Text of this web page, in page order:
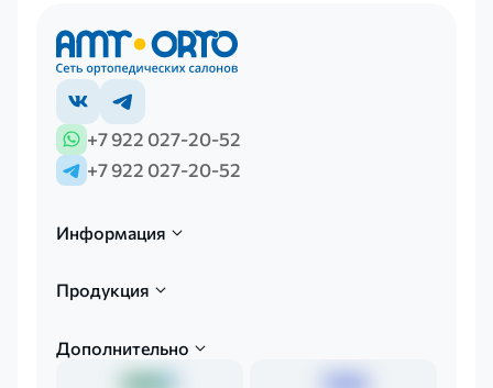
+7 922 027-20-52
+7 922 027-20-52
Информация
Продукция
Дополнительно